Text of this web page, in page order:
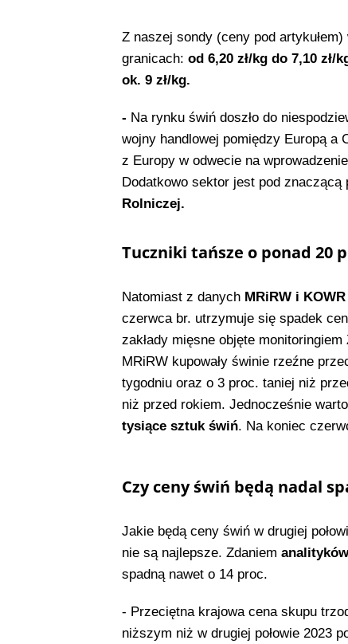
Z naszej sondy (ceny pod
granicach: od 6,20 zł/kg do 7,10
ok. 9 zł/kg.
- Na rynku świń doszło do
wojny handlowej pomiędzy Europą a
z Europy w odwecie na
Dodatkowo sektor jest pod znaczącą
Rolniczej.
Tuczniki tańsze o ponad 20
Natomiast z danych MRiRW i KOWR
czerwca br. utrzymuje się spadek
zakłady mięsne objęte
MRiRW kupowały świnie rzeźne
tygodniu oraz o 3 proc. taniej niż
niż przed rokiem. Jednocześnie
tysiące sztuk świń. Na koniec
Czy ceny świń będą nadal
Jakie będą ceny świń w drugiej
nie są najlepsze. Zdaniem
spadną nawet o 14 proc.
- Przeciętna krajowa cena skupu
niższym niż w drugiej połowie 2023